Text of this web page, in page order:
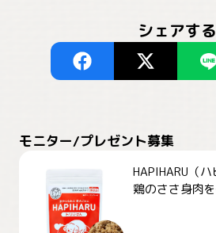
シェアする
モニター/プレゼント募集
HAPIHARU（
鶏のささ身肉